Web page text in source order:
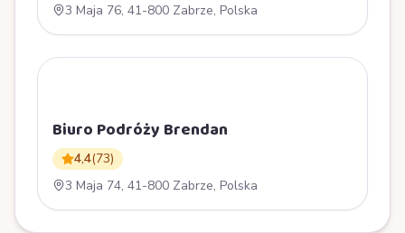
3 Maja 76, 41-800 Zabrze, Polska
Biuro Podróży Brendan
4,4(73)
3 Maja 74, 41-800 Zabrze, Polska